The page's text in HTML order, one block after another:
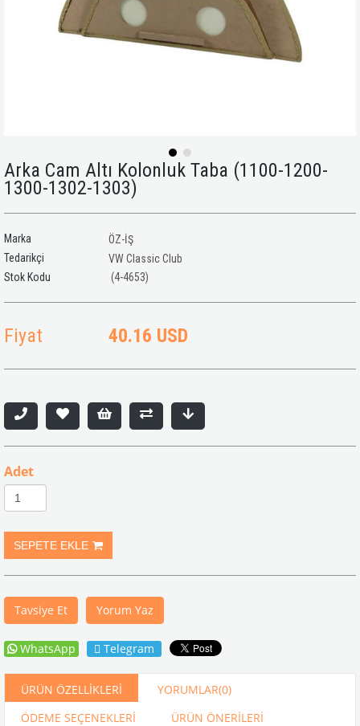
Arka Cam Altı Kolonluk Taba (1100-1200-
1300-1302-1303)
Marka
ÖZ-İŞ
Tedarikçi
VW Classic Club
(4-4653)
Fiyat 40.16 USD
Adet
Tavsiye Et Yorum Yaz
WhatsApp Telegram
ÜRÜN ÖZELLIKLERI YORUMLAR(0)
ÖDEME SEÇENEKLERI
ÜRÜN ÖNERILERI